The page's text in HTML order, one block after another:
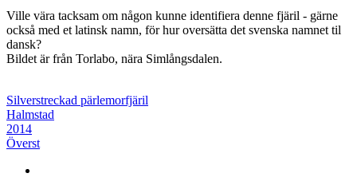
Ville vära tacksam om någon kunne identifiera denne fjäril - gärne
också med et latinsk namn, för hur oversätta det svenska namnet til
dansk?
Bildet är från Torlabo, nära Simlångsdalen.
Silverstreckad pärlemorfjäril
Halmstad
2014
Överst